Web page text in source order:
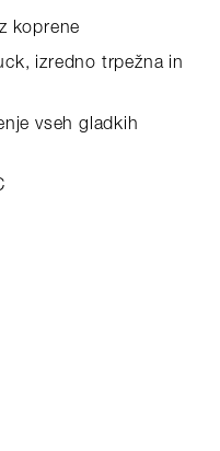
koprene
izredno trpežna in
vseh gladkih